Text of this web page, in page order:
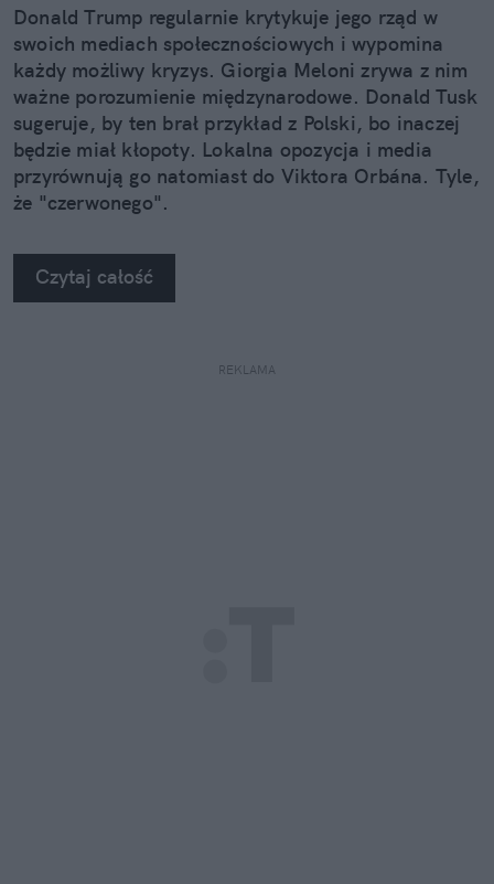
Donald Trump regularnie krytykuje jego rząd w
swoich mediach społecznościowych i wypomina
każdy możliwy kryzys. Giorgia Meloni zrywa z nim
ważne porozumienie międzynarodowe. Donald Tusk
sugeruje, by ten brał przykład z Polski, bo inaczej
będzie miał kłopoty. Lokalna opozycja i media
przyrównują go natomiast do Viktora Orbána. Tyle,
że "czerwonego".
Czytaj całość
REKLAMA